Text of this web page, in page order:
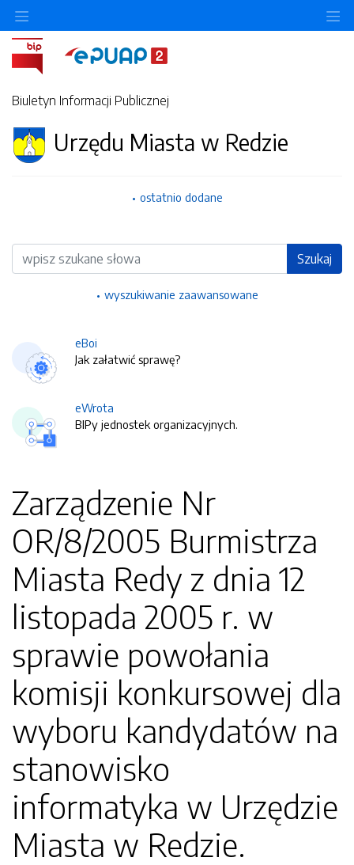
Biuletyn Informacji Publicznej
Urzędu Miasta w Redzie
ostatnio dodane
Wyszukiwarka Szukaj
wyszukiwanie zaawansowane
eBoi
Jak załatwić sprawę?
eWrota
BIPy jednostek organizacyjnych.
Zarządzenie Nr
OR/8/2005 Burmistrza
Miasta Redy z dnia 12
listopada 2005 r. w
sprawie powołania
komisji konkursowej dla
wyboru kandydatów na
stanowisko
informatyka w Urzędzie
Miasta w Redzie.